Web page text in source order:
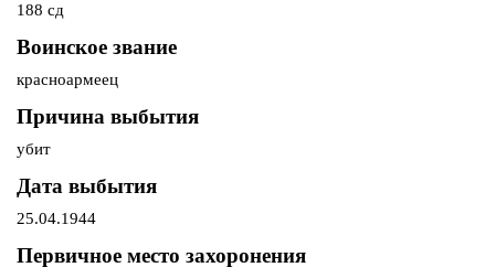
188 сд
Воинское звание
красноармеец
Причина выбытия
убит
Дата выбытия
25.04.1944
Первичное место захоронения